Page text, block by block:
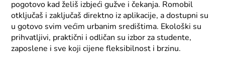
pogotovo kad želiš izbjeći gužve i čekanja. Romobil
otključaš i zaključaš direktno iz aplikacije, a dostupni su
u gotovo svim većim urbanim središtima. Ekološki su
prihvatljivi, praktični i odličan su izbor za studente,
zaposlene i sve koji cijene fleksibilnost i brzinu.